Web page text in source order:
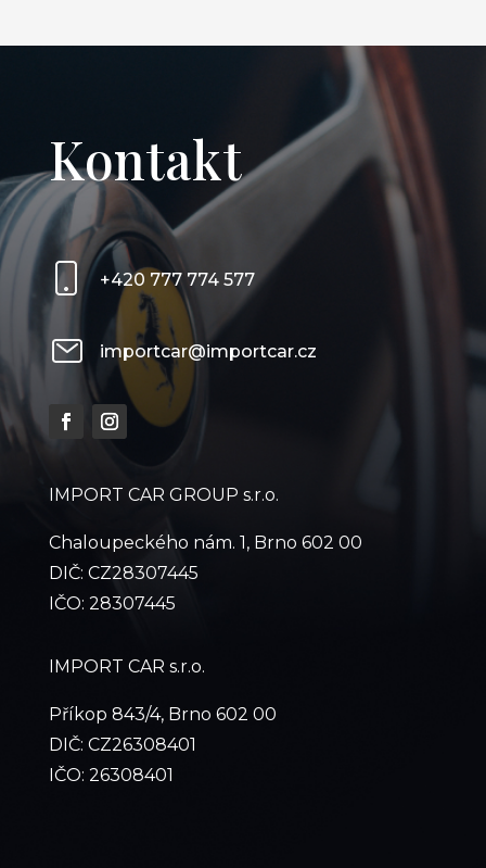
Kontakt
+420 777 774 577
importcar@importcar.cz
IMPORT CAR GROUP s.r.o.
Chaloupeckého nám. 1, Brno 602 00
DIČ: CZ28307445
IČO: 28307445
IMPORT CAR s.r.o.
Příkop 843/4, Brno 602 00
DIČ: CZ26308401
IČO: 26308401